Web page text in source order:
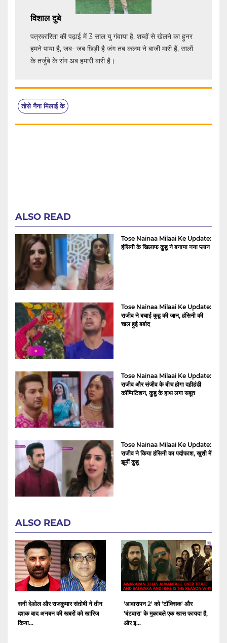
विशाल दुबे
पत्रकारिता की पढ़ाई में 3 साल यु गंवाया है, शब्दों से खेलने का हुनर
हमने पाया है, जब- जब छिड़ी है जंग तब कलम ने बाजी मारी हैं, सालों
के तर्जुबे के संग अब हमारी बारी है।
तोसे नैना मिलाई के
ALSO READ
Tose Nainaa Milaai Ke Update:
हंसिनी के खिलाफ कुहू ने बनाया नया प्लान
Tose Nainaa Milaai Ke Update:
राजीव ने बचाई कुहू की जान, हंसिनी की
चाल हुई बर्बाद
Tose Nainaa Milaai Ke Update:
राजीव और संजीव के बीच होगा दहीहंडी
कॉम्पिटिशन, कुहू के हाथ लगा सबूत
Tose Nainaa Milaai Ke Update:
राजीव ने किया हंसिनी का पर्दाफाश, खुशी में
झूमीं कुहू
ALSO READ
सनी देओल और राजकुमार संतोषी ने तीन
दशक बाद अनबन की खबरों को खारिज
किया...
'आवारापन 2' को 'टॉक्सिक' और
'बंटवारा' के मुकाबले एक खास फायदा है,
और इ...